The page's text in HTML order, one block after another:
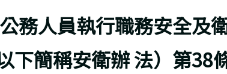
回上頁
公務人員執行職務安全及
以下簡稱安衛辦 法）第38